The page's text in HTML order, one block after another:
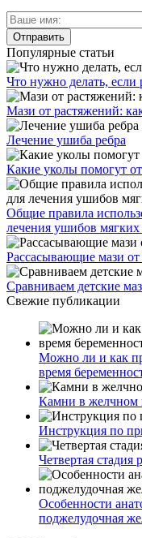
Популярные статьи
Что нужно делать, если
Мази от растяжений:
Лечение ушиба ребра
Какие уколы помогут
Общие правила
лечения ушибов
Рассасывающие мази
Сравниваем детские
Свежие публикации
Можно ли и как
время
Камни в желчном
Инструкция по
Четвертая
Особенности
поджелудочная